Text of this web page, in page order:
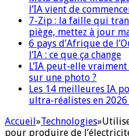
l’IA vient de
7-Zip : la faille qui
piège, mettez à jour
6 pays d’Afrique de
l’IA : ce que ça change
L’IA peut-elle
sur une photo ?
Les 14 meilleures IA
ultra-réalistes en
Accueil»Technologies»
pour produire de